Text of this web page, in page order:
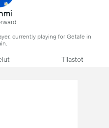
currently playing for Getafe in
Tilastot